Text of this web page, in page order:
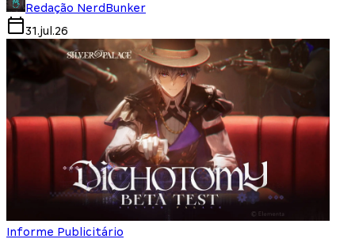
Redação NerdBunker
31.jul.26
Informe Publicitário